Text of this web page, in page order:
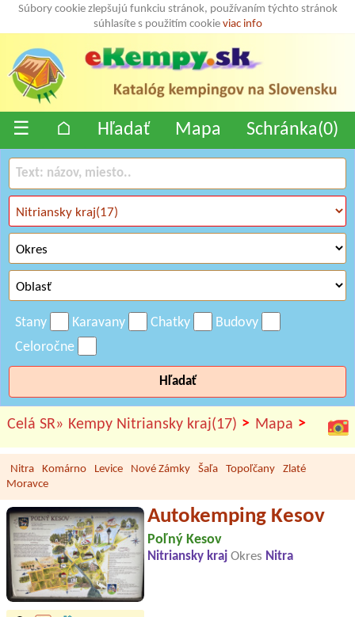
Súbory cookie zlepšujú funkciu stránok, používaním týchto stránok
súhlasíte s použitím cookie viac info
☰ ⌂ Hľadať Mapa Schránka(0)
Stany Karavany Chatky
Budovy
Celoročne
Hľadať
Celá SR» Kempy Nitriansky kraj(17) > Mapa >
Nitra Komárno Levice Nové Zámky Šaľa Topoľčany
Zlaté
Moravce
Autokemping Kesov
Poľný Kesov
Nitriansky kraj Okres Nitra